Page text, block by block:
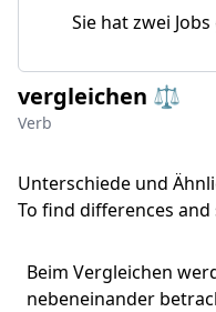
Sie hat zwei
vergleichen ⚖️
Verb
Unterschiede und
To find differences
Beim Vergleichen
nebeneinander